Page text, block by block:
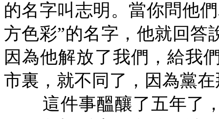
的名字叫志明。當你問他
方色彩”的名字，他就回答
因為他解放了我們，給我
市裏，就不同了，因為黨
這件事醞釀了五年了